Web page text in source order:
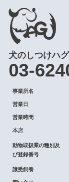
犬のしつけハグ
03-
事業所名
営業日
営業時間
本店
動物取扱業の種別及
び登録番号
譲受飼養